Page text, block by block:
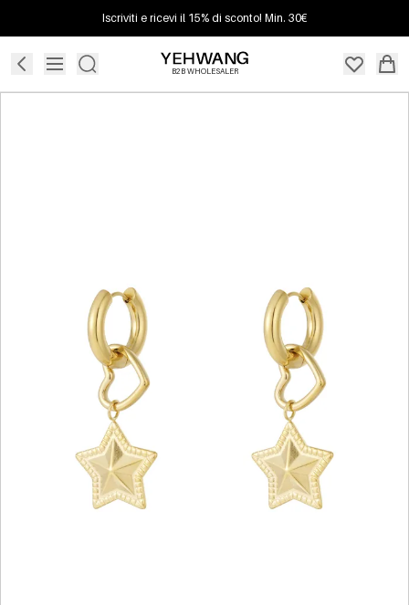
Iscriviti e ricevi il 15% di sconto! Min. 30€
B2B WHOLESALER